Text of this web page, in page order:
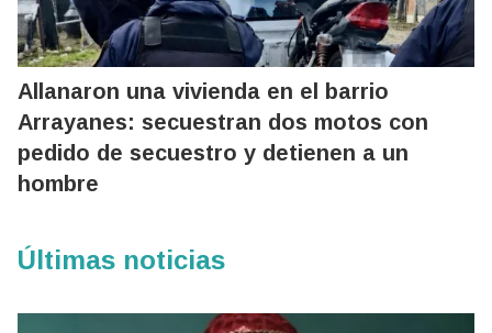
Allanaron una vivienda en el barrio
Arrayanes: secuestran dos motos con
pedido de secuestro y detienen a un
hombre
Últimas noticias